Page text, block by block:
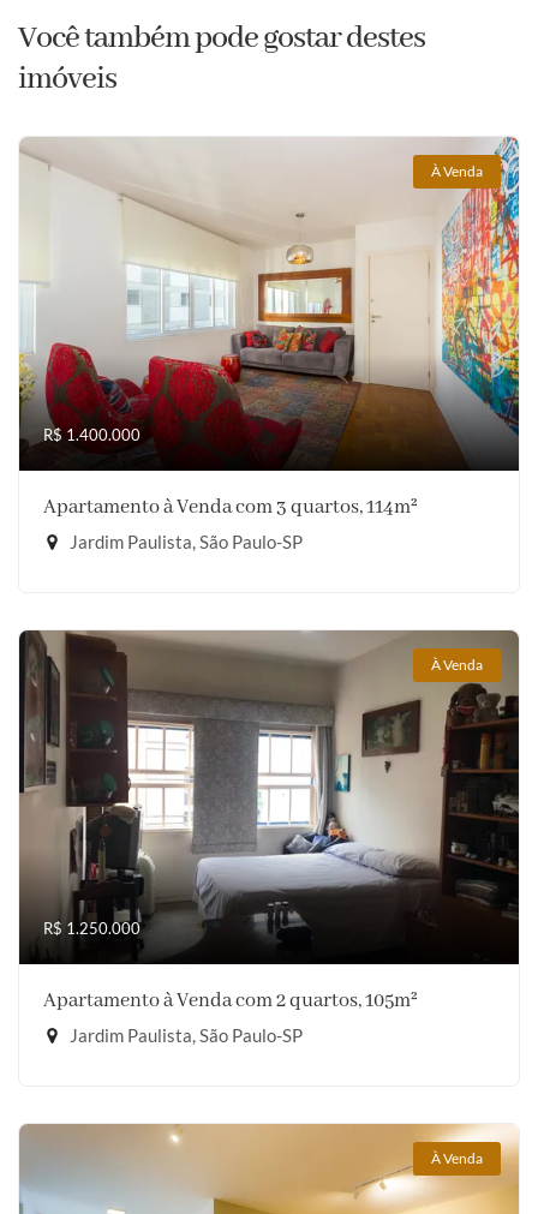
Você também pode gostar destes
imóveis
À Venda
R$ 1.400.000
Apartamento à Venda com 3 quartos, 114m²
Jardim Paulista, São Paulo-SP
À Venda
R$ 1.250.000
Apartamento à Venda com 2 quartos, 105m²
Jardim Paulista, São Paulo-SP
À Venda